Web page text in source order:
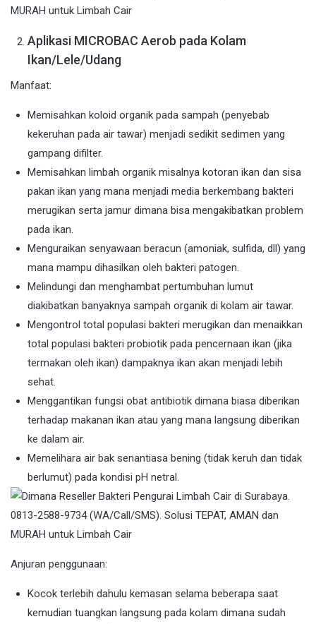
Aplikasi MICROBAC Aerob pada Kolam
Ikan/Lele/Udang
Manfaat:
Memisahkan koloid organik pada sampah (penyebab
kekeruhan pada air tawar) menjadi sedikit sedimen yang
gampang difilter.
Memisahkan limbah organik misalnya kotoran ikan dan sisa
pakan ikan yang mana menjadi media berkembang bakteri
merugikan serta jamur dimana bisa mengakibatkan problem
pada ikan.
Menguraikan senyawaan beracun (amoniak, sulfida, dll) yang
mana mampu dihasilkan oleh bakteri patogen.
Melindungi dan menghambat pertumbuhan lumut
diakibatkan banyaknya sampah organik di kolam air tawar.
Mengontrol total populasi bakteri merugikan dan menaikkan
total populasi bakteri probiotik pada pencernaan ikan (jika
termakan oleh ikan) dampaknya ikan akan menjadi lebih
sehat.
Menggantikan fungsi obat antibiotik dimana biasa diberikan
terhadap makanan ikan atau yang mana langsung diberikan
ke dalam air.
Memelihara air bak senantiasa bening (tidak keruh dan tidak
berlumut) pada kondisi pH netral.
Anjuran penggunaan:
Kocok terlebih dahulu kemasan selama beberapa saat
kemudian tuangkan langsung pada kolam dimana sudah